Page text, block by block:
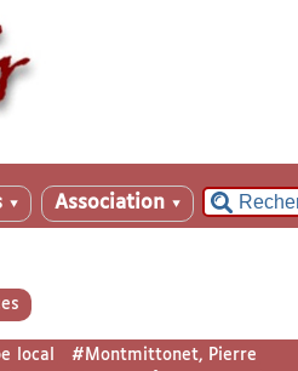
▼ Association ▼
local #Montmittonet, Pierre